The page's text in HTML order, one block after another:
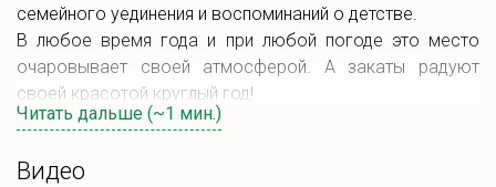
семейного уединения и воспоминаний о детстве.
В любое время года и при любой погоде это место
очаровывает своей атмосферой. А закаты радуют
своей красотой круглый год!
Читать дальше (~1 мин.)
Видео